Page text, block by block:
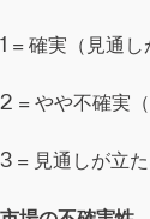
1 = 確実（見通し
2 = やや不確実
3 = 見通しが立